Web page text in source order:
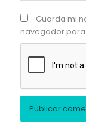
Guarda mi
navegador para